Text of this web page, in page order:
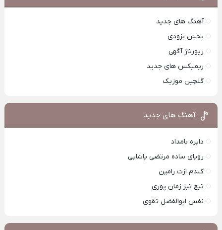
آهنگ های جدید
پخش بزودی
رپورتاژ آگهی
ریمیکس های جدید
گلچین موزیک
آهنگ های جدید
دایره بامداد
رویای ساده مرتضی پاشایی
کندم ازت رامین
تیغ تیز زمان پوری
نفس ابوالفضل تقوی